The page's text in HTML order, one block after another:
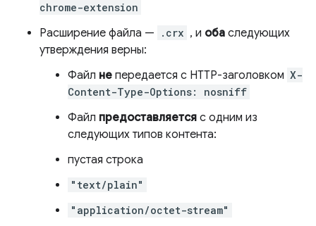
chrome-extension
Расширение файла — .crx , и оба следующих
утверждения верны:
Файл не передается с HTTP-заголовком X-
Content-Type-Options: nosniff
Файл предоставляется с одним из
следующих типов контента:
пустая строка
"text/plain"
"application/octet-stream"